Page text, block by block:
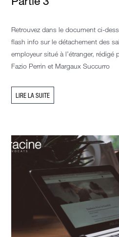
Retrouvez dans le document ci-
flash info sur le détachement des
employeur situé à l’étranger, rédigé
Fazio Perrin et Margaux Succurro
LIRE LA SUITE